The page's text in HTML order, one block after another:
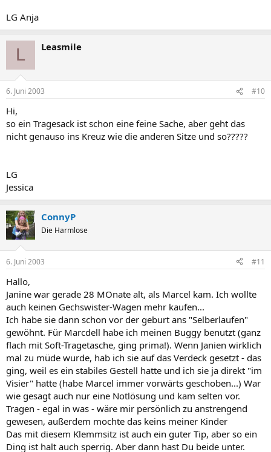
LG Anja
L Leasmile
6. Juni 2003 #10
Hi,
so ein Tragesack ist schon eine feine Sache, aber geht das
nicht genauso ins Kreuz wie die anderen Sitze und so?????
LG
Jessica
ConnyP
Die Harmlose
6. Juni 2003 #11
Hallo,
Janine war gerade 28 MOnate alt, als Marcel kam. Ich wollte
auch keinen Gechswister-Wagen mehr kaufen...
Ich habe sie dann schon vor der geburt ans "Selberlaufen"
gewöhnt. Für Marcdell habe ich meinen Buggy benutzt (ganz
flach mit Soft-Tragetasche, ging prima!). Wenn Janien wirklich
mal zu müde wurde, hab ich sie auf das Verdeck gesetzt - das
ging, weil es ein stabiles Gestell hatte und ich sie ja direkt "im
Visier" hatte (habe Marcel immer vorwärts geschoben...) War
wie gesagt auch nur eine Notlösung und kam selten vor.
Tragen - egal in was - wäre mir persönlich zu anstrengend
gewesen, außerdem mochte das keins meiner Kinder
Das mit diesem Klemmsitz ist auch ein guter Tip, aber so ein
Ding ist halt auch sperrig. Aber dann hast Du beide unter.